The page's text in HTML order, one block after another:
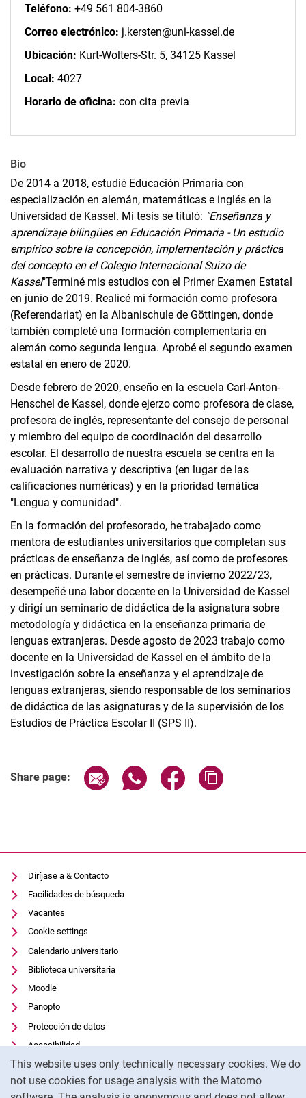
This website uses only technically necessary cookies. We do
not use cookies for usage analysis with the Matomo
Teléfono: +49 561 804-3860
Correo electrónico: j.kersten@uni-kassel.de
Ubicación: Kurt-Wolters-Str. 5, 34125 Kassel
Local: 4027
Horario de oficina: con cita previa
Bio
De 2014 a 2018, estudié Educación Primaria con
especialización en alemán, matemáticas e inglés en la
Universidad de Kassel. Mi tesis se tituló: "Enseñanza y
aprendizaje bilingües en Educación Primaria - Un estudio
empírico sobre la concepción, implementación y práctica
del concepto en el Colegio Internacional Suizo de
Kassel"Terminé mis estudios con el Primer Examen Estatal
en junio de 2019. Realicé mi formación como profesora
(Referendariat) en la Albanischule de Göttingen, donde
también completé una formación complementaria en
alemán como segunda lengua. Aprobé el segundo examen
estatal en enero de 2020.
Desde febrero de 2020, enseño en la escuela Carl-Anton-
Henschel de Kassel, donde ejerzo como profesora de clase,
profesora de inglés, representante del consejo de personal
y miembro del equipo de coordinación del desarrollo
escolar. El desarrollo de nuestra escuela se centra en la
evaluación narrativa y descriptiva (en lugar de las
calificaciones numéricas) y en la prioridad temática
"Lengua y comunidad".
En la formación del profesorado, he trabajado como
mentora de estudiantes universitarios que completan sus
prácticas de enseñanza de inglés, así como de profesores
en prácticas. Durante el semestre de invierno 2022/23,
desempeñé una labor docente en la Universidad de Kassel
y dirigí un seminario de didáctica de la asignatura sobre
metodología y didáctica en la enseñanza primaria de
lenguas extranjeras. Desde agosto de 2023 trabajo como
docente en la Universidad de Kassel en el ámbito de la
investigación sobre la enseñanza y el aprendizaje de
lenguas extranjeras, siendo responsable de los seminarios
de didáctica de las asignaturas y de la supervisión de los
Estudios de Práctica Escolar II (SPS II).
Share page: Share page via email
Share page via WhatsApp
Share page via
Diríjase a & Contacto
Facilidades de búsqueda
Vacantes
Cookie settings
Calendario universitario
Biblioteca universitaria
Moodle
Panopto
Protección de datos
Accesibilidad
Uso transparente de la IA
Pie de imprenta